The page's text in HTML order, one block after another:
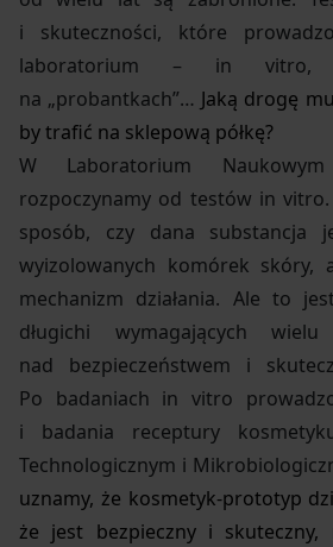
i skuteczności, które
laboratorium – in
na „probantkach”… Jaką drogę
by trafić na sklepową półkę?
W Laboratorium
rozpoczynamy od testów in
sposób, czy dana substancja
wyizolowanych komórek
mechanizm działania. Ale to
długichi wymagających
nad bezpieczeństwem i
Po badaniach in vitro
i badania receptury
Technologicznym i
uznamy, że kosmetyk-prototyp
że jest bezpieczny i skuteczny,